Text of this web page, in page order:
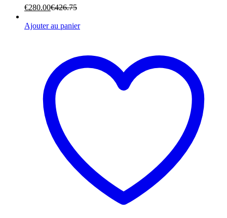
€280.00€426.75
Ajouter au panier